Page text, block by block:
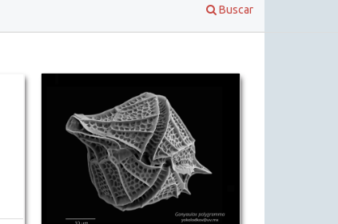
Buscar